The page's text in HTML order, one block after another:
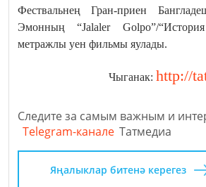
Фествальнең Гран-приен
Эмонның “Jalaler Golpo”/
метражлы уен фильмы яулады.
Чыганак: http://
Следите за самым важным и
Telegram-канале Татмедиа
Яңалыклар битенә керегез